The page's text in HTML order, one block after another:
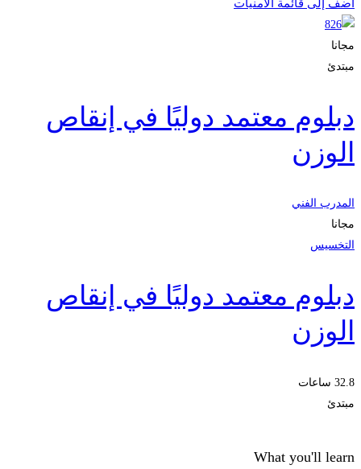
أضف إلى قائمة الامنيات
مجانا
مبتدئ
دبلوم معتمد دوليًا في إنقاص
الوزن
المدرب الفني
مجانا
التخسيس
دبلوم معتمد دوليًا في إنقاص
الوزن
32.8 ساعات
مبتدئ
What you'll learn